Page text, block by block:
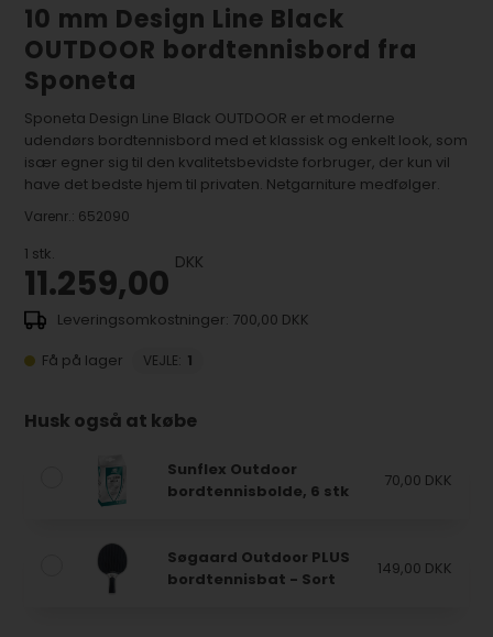
10 mm Design Line Black
OUTDOOR bordtennisbord fra
Sponeta
Sponeta Design Line Black OUTDOOR er et moderne
udendørs bordtennisbord med et klassisk og enkelt look, som
især egner sig til den kvalitetsbevidste forbruger, der kun vil
have det bedste hjem til privaten. Netgarniture medfølger.
Varenr.: 652090
1 stk.
11.259,00 DKK
700,00 DKK
Få på lager
VEJLE: 1
Husk også at købe
Sunflex Outdoor
bordtennisbolde, 6 stk
70,00 DKK
Søgaard Outdoor PLUS
bordtennisbat - Sort
149,00 DKK